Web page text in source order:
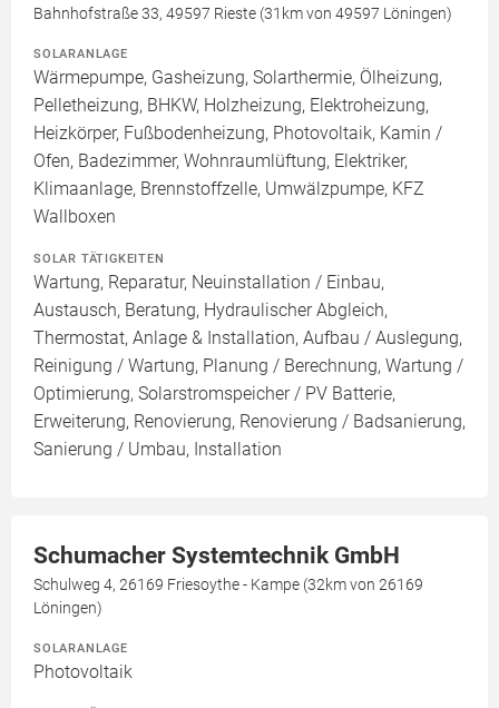
Bahnhofstraße 33, 49597 Rieste (31km von 49597 Löningen)
SOLARANLAGE
Wärmepumpe, Gasheizung, Solarthermie, Ölheizung,
Pelletheizung, BHKW, Holzheizung, Elektroheizung,
Heizkörper, Fußbodenheizung, Photovoltaik, Kamin /
Ofen, Badezimmer, Wohnraumlüftung, Elektriker,
Klimaanlage, Brennstoffzelle, Umwälzpumpe, KFZ
Wallboxen
SOLAR TÄTIGKEITEN
Wartung, Reparatur, Neuinstallation / Einbau,
Austausch, Beratung, Hydraulischer Abgleich,
Thermostat, Anlage & Installation, Aufbau / Auslegung,
Reinigung / Wartung, Planung / Berechnung, Wartung /
Optimierung, Solarstromspeicher / PV Batterie,
Erweiterung, Renovierung, Renovierung / Badsanierung,
Sanierung / Umbau, Installation
Schumacher Systemtechnik GmbH
Schulweg 4, 26169 Friesoythe - Kampe (32km von 26169
Löningen)
SOLARANLAGE
Photovoltaik